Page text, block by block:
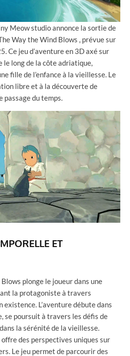
Meow studio annonce la sortie de
Way the Wind Blows , prévue sur
Ce jeu d’aventure en 3D axé sur
le long de la côte adriatique,
fille de l’enfance à la vieillesse. Le
libre et à la découverte de
passage du temps.
ET
plonge le joueur dans une
la protagoniste à travers
L’aventure débute dans
se poursuit à travers les défis de
la sérénité de la vieillesse.
des perspectives uniques sur
Le jeu permet de parcourir des